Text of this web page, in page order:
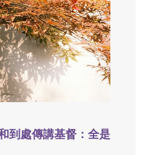
到處傳講基督：全是